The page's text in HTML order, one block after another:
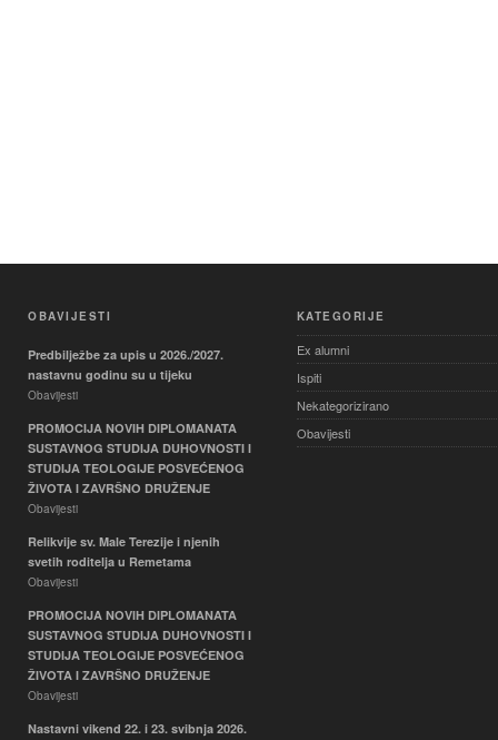
OBAVIJESTI
Predbilježbe za upis u 2026./2027.
nastavnu godinu su u tijeku
Obavijesti
PROMOCIJA NOVIH DIPLOMANATA
SUSTAVNOG STUDIJA DUHOVNOSTI I
STUDIJA TEOLOGIJE POSVEĆENOG
ŽIVOTA I ZAVRŠNO DRUŽENJE
Obavijesti
Relikvije sv. Male Terezije i njenih
svetih roditelja u Remetama
Obavijesti
PROMOCIJA NOVIH DIPLOMANATA
SUSTAVNOG STUDIJA DUHOVNOSTI I
STUDIJA TEOLOGIJE POSVEĆENOG
ŽIVOTA I ZAVRŠNO DRUŽENJE
Obavijesti
Nastavni vikend 22. i 23. svibnja 2026.
KATEGORIJE
Ex alumni
Ispiti
Nekategorizirano
Obavijesti